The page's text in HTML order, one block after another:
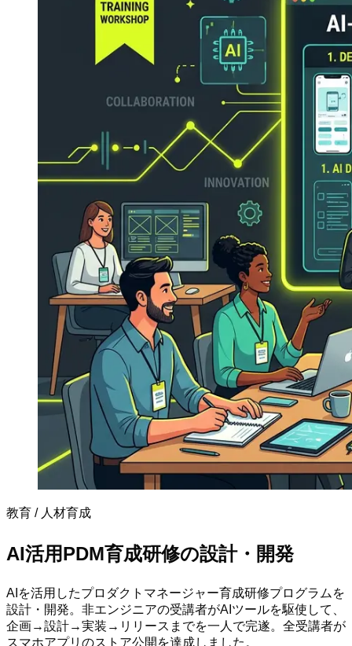
教育 / 人材育成
AI活用PDM育成研修の設計・開発
AIを活用したプロダクトマネージャー育成研修プログラムを
設計・開発。非エンジニアの受講者がAIツールを駆使して、
企画→設計→実装→リリースまでを一人で完遂。全受講者が
スマホアプリのストア公開を達成しました。